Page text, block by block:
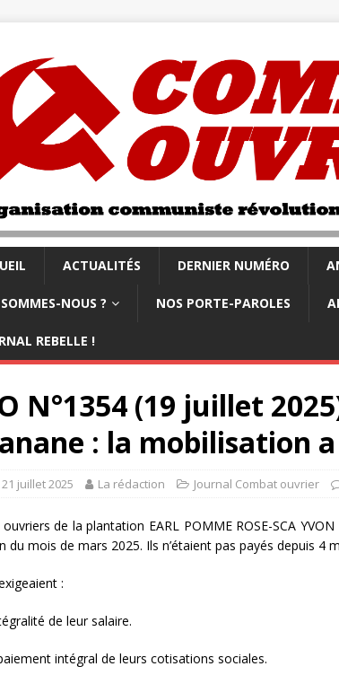
ACTUALITÉS DERNIER NUMÉRO
NOUS ? NOS PORTE-PAROLES
REBELLE !
N°1354 (19 juillet
: la mobilisation
21 juillet 2025 La rédaction Journal Combat ouvrier
ouvriers de la plantation EARL POMME ROSE-SCA
du mois de mars 2025. Ils n’étaient pas payés depuis 4
:
de leur salaire.
intégral de leurs cotisations sociales.